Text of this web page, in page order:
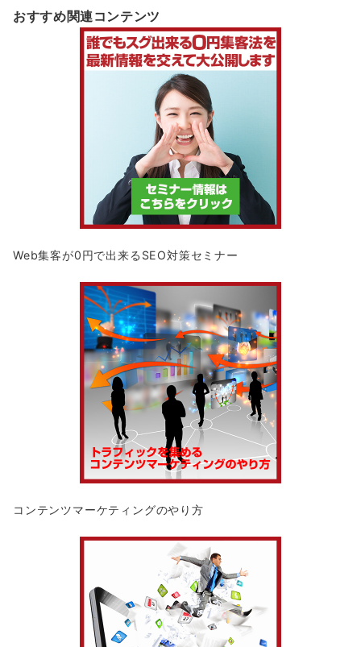
おすすめ関連コンテンツ
Web集客が0円で出来るSEO対策セミナー
コンテンツマーケティングのやり方